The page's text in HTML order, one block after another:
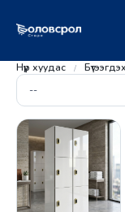
Нүүр хуудас